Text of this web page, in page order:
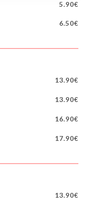
5.90€
6.50€
13.90€
13.90€
16.90€
17.90€
13.90€